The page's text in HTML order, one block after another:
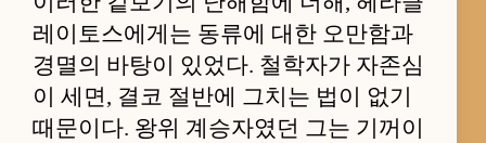
레이토스에게는 동류에 대한 오만함과
경멸의 바탕이 있었다. 철학자가 자존심
이 세면, 결코 절반에 그치는 법이 없기
때문이다. 왕위 계승자였던 그는 기꺼이